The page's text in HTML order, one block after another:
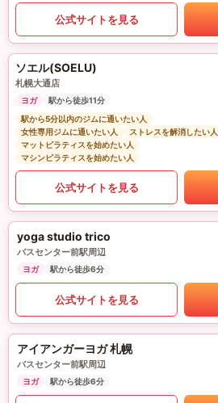
公式サイトを見る
ソエル(SOELU)
札幌大通店
ヨガ
駅から徒歩11分
駅から5分以内のジムに通いたい人
女性専用ジムに通いたい人
ストレスを解消したい人
マットピラティスを始めたい人
マシンピラティスを始めたい人
公式サイトを見る
yoga studio trico
バスセンター前駅周辺
ヨガ 駅から徒歩6分
公式サイトを見る
アイアンガーヨガ 札幌
バスセンター前駅周辺
ヨガ 駅から徒歩6分